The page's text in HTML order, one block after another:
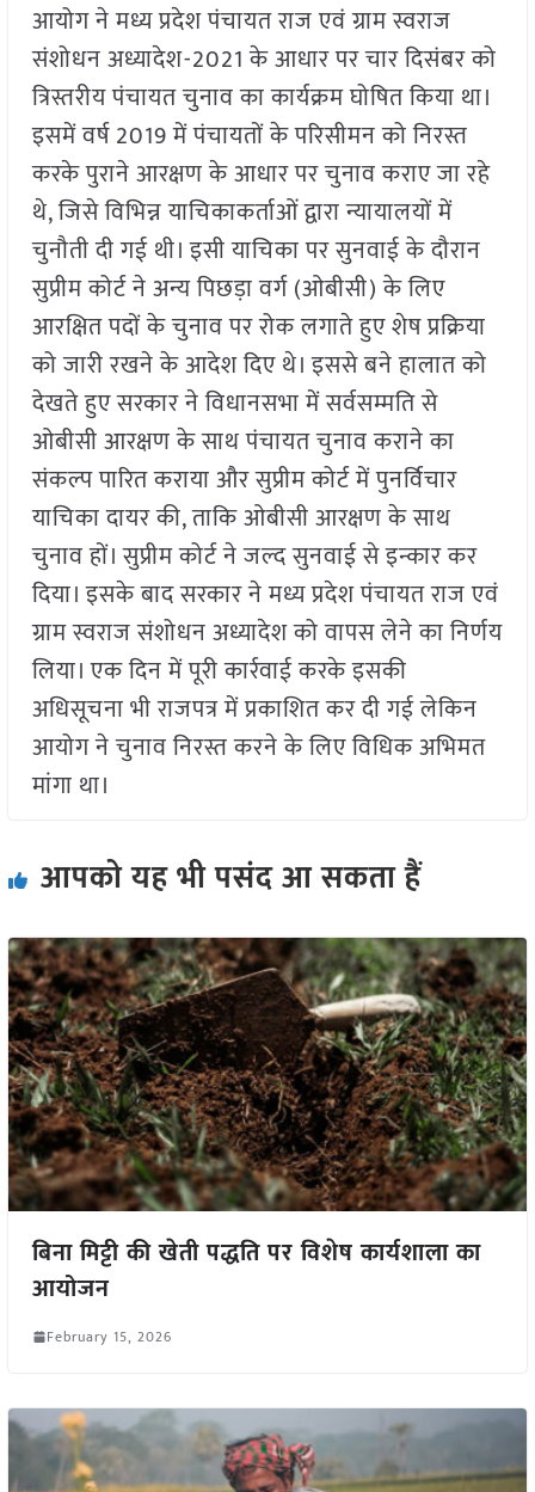
आयोग ने मध्य प्रदेश पंचायत राज एवं ग्राम स्वराज
संशोधन अध्यादेश-2021 के आधार पर चार दिसंबर को
त्रिस्तरीय पंचायत चुनाव का कार्यक्रम घोषित किया था।
इसमें वर्ष 2019 में पंचायतों के परिसीमन को निरस्त
करके पुराने आरक्षण के आधार पर चुनाव कराए जा रहे
थे, जिसे विभिन्न याचिकाकर्ताओं द्वारा न्यायालयों में
चुनौती दी गई थी। इसी याचिका पर सुनवाई के दौरान
सुप्रीम कोर्ट ने अन्य पिछड़ा वर्ग (ओबीसी) के लिए
आरक्षित पदों के चुनाव पर रोक लगाते हुए शेष प्रक्रिया
को जारी रखने के आदेश दिए थे। इससे बने हालात को
देखते हुए सरकार ने विधानसभा में सर्वसम्मति से
ओबीसी आरक्षण के साथ पंचायत चुनाव कराने का
संकल्प पारित कराया और सुप्रीम कोर्ट में पुनर्विचार
याचिका दायर की, ताकि ओबीसी आरक्षण के साथ
चुनाव हों। सुप्रीम कोर्ट ने जल्द सुनवाई से इन्कार कर
दिया। इसके बाद सरकार ने मध्य प्रदेश पंचायत राज एवं
ग्राम स्वराज संशोधन अध्यादेश को वापस लेने का निर्णय
लिया। एक दिन में पूरी कार्रवाई करके इसकी
अधिसूचना भी राजपत्र में प्रकाशित कर दी गई लेकिन
आयोग ने चुनाव निरस्त करने के लिए विधिक अभिमत
मांगा था।
आपको यह भी पसंद आ सकता हैं
बिना मिट्टी की खेती पद्धति पर विशेष कार्यशाला का
आयोजन
February 15, 2026